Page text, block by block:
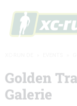
Golden
Galerie